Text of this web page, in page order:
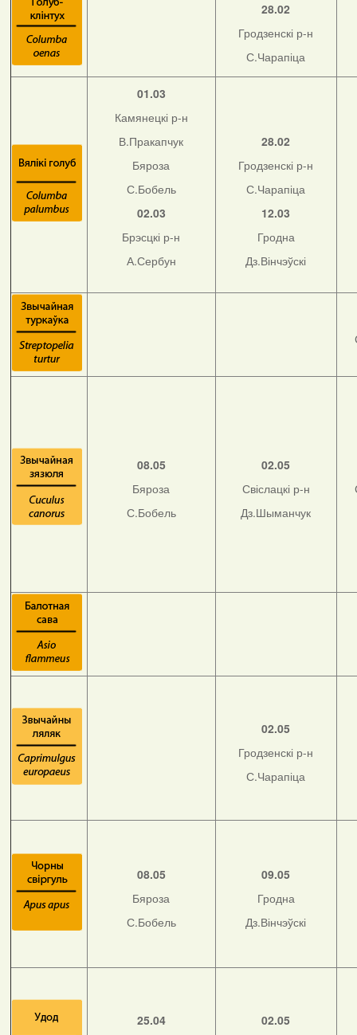
28.02
Гродзенскі р-н
С.Чарапіца
01.03
Камянецкі р-н
В.Пракапчук
Бяроза
С.Бобель
02.03
Брэсцкі р-н
А.Сербун
28.02
Гродзенскі р-н
С.Чарапіца
12.03
Гродна
Дз.Вінчэўскі
08.05
Бяроза
С.Бобель
02.05
Свіслацкі р-н
Дз.Шыманчук
02.05
Гродзенскі р-н
С.Чарапіца
08.05
Бяроза
С.Бобель
09.05
Гродна
Дз.Вінчэўскі
25.04
02.05